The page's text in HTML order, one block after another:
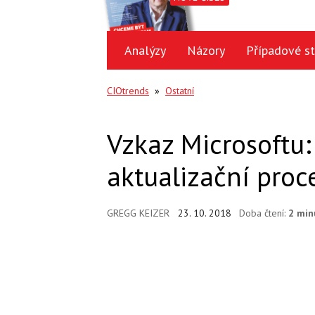
Analýzy Názory Případové
CIOtrends » Ostatní
Vzkaz
aktualizační
GREGG KEIZER 23. 10. 2018 Doba čtení: 2